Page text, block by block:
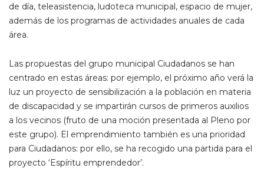
de día, teleasistencia, ludoteca municipal, espacio de mujer,
además de los programas de actividades anuales de cada
área.
Las propuestas del grupo municipal Ciudadanos se han
centrado en estas áreas: por ejemplo, el próximo año verá la
luz un proyecto de sensibilización a la población en materia
de discapacidad y se impartirán cursos de primeros auxilios
a los vecinos (fruto de una moción presentada al Pleno por
este grupo). El emprendimiento también es una prioridad
para Ciudadanos: por ello, se ha recogido una partida para el
proyecto ‘Espíritu emprendedor’.